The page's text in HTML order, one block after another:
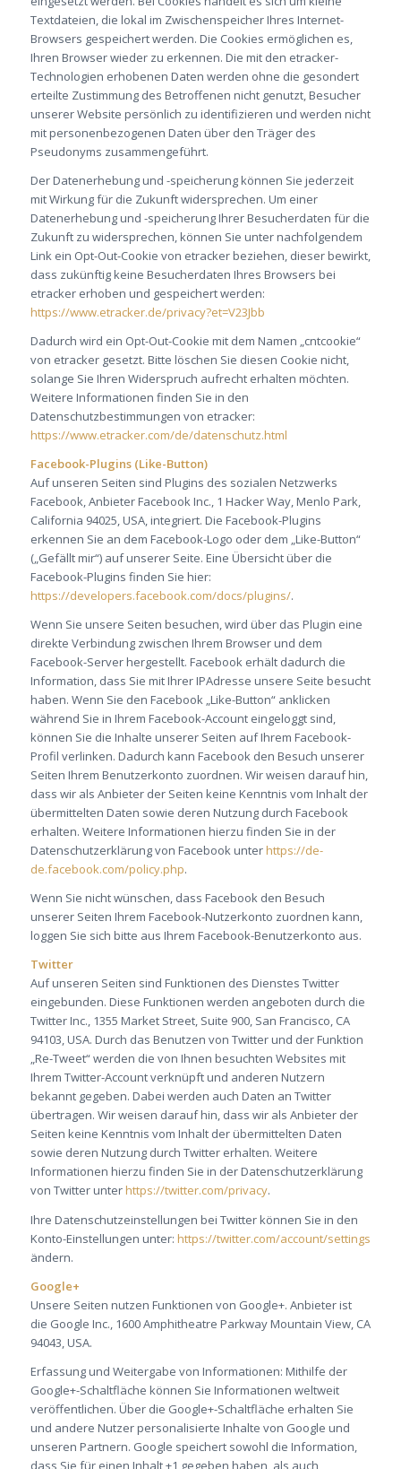
Textdateien, die lokal im Zwischenspeicher Ihres Internet-
Browsers gespeichert werden. Die Cookies ermöglichen es,
Ihren Browser wieder zu erkennen. Die mit den etracker-
Technologien erhobenen Daten werden ohne die gesondert
erteilte Zustimmung des Betroffenen nicht genutzt, Besucher
unserer Website persönlich zu identifizieren und werden nicht
mit personenbezogenen Daten über den Träger des
Pseudonyms zusammengeführt.
Der Datenerhebung und -speicherung können Sie jederzeit
mit Wirkung für die Zukunft widersprechen. Um einer
Datenerhebung und -speicherung Ihrer Besucherdaten für die
Zukunft zu widersprechen, können Sie unter nachfolgendem
Link ein Opt-Out-Cookie von etracker beziehen, dieser bewirkt,
dass zukünftig keine Besucherdaten Ihres Browsers bei
etracker erhoben und gespeichert werden:
https://www.etracker.de/privacy?et=V23Jbb
Dadurch wird ein Opt-Out-Cookie mit dem Namen „cntcookie“
von etracker gesetzt. Bitte löschen Sie diesen Cookie nicht,
solange Sie Ihren Widerspruch aufrecht erhalten möchten.
Weitere Informationen finden Sie in den
Datenschutzbestimmungen von etracker:
https://www.etracker.com/de/datenschutz.html
Facebook-Plugins (Like-Button)
Auf unseren Seiten sind Plugins des sozialen Netzwerks
Facebook, Anbieter Facebook Inc., 1 Hacker Way, Menlo Park,
California 94025, USA, integriert. Die Facebook-Plugins
erkennen Sie an dem Facebook-Logo oder dem „Like-Button“
(„Gefällt mir“) auf unserer Seite. Eine Übersicht über die
Facebook-Plugins finden Sie hier:
https://developers.facebook.com/docs/plugins/.
Wenn Sie unsere Seiten besuchen, wird über das Plugin eine
direkte Verbindung zwischen Ihrem Browser und dem
Facebook-Server hergestellt. Facebook erhält dadurch die
Information, dass Sie mit Ihrer IPAdresse unsere Seite besucht
haben. Wenn Sie den Facebook „Like-Button“ anklicken
während Sie in Ihrem Facebook-Account eingeloggt sind,
können Sie die Inhalte unserer Seiten auf Ihrem Facebook-
Profil verlinken. Dadurch kann Facebook den Besuch unserer
Seiten Ihrem Benutzerkonto zuordnen. Wir weisen darauf hin,
dass wir als Anbieter der Seiten keine Kenntnis vom Inhalt der
übermittelten Daten sowie deren Nutzung durch Facebook
erhalten. Weitere Informationen hierzu finden Sie in der
Datenschutzerklärung von Facebook unterhttps://de-
de.facebook.com/policy.php.
Wenn Sie nicht wünschen, dass Facebook den Besuch
unserer Seiten Ihrem Facebook-Nutzerkonto zuordnen kann,
loggen Sie sich bitte aus Ihrem Facebook-Benutzerkonto aus.
Twitter
Auf unseren Seiten sind Funktionen des Dienstes Twitter
eingebunden. Diese Funktionen werden angeboten durch die
Twitter Inc., 1355 Market Street, Suite 900, San Francisco, CA
94103, USA. Durch das Benutzen von Twitter und der Funktion
„Re-Tweet“ werden die von Ihnen besuchten Websites mit
Ihrem Twitter-Account verknüpft und anderen Nutzern
bekannt gegeben. Dabei werden auch Daten an Twitter
übertragen. Wir weisen darauf hin, dass wir als Anbieter der
Seiten keine Kenntnis vom Inhalt der übermittelten Daten
sowie deren Nutzung durch Twitter erhalten. Weitere
Informationen hierzu finden Sie in der Datenschutzerklärung
von Twitter unterhttps://twitter.com/privacy.
Ihre Datenschutzeinstellungen bei Twitter können Sie in den
Konto-Einstellungen unter: https://twitter.com/account/settings
ändern.
Google+
Unsere Seiten nutzen Funktionen von Google+. Anbieter ist
die Google Inc., 1600 Amphitheatre Parkway Mountain View, CA
94043, USA.
Erfassung und Weitergabe von Informationen: Mithilfe der
Google+-Schaltfläche können Sie Informationen weltweit
veröffentlichen. Über die Google+-Schaltfläche erhalten Sie
und andere Nutzer personalisierte Inhalte von Google und
unseren Partnern. Google speichert sowohl die Information,
dass Sie für einen Inhalt +1 gegeben haben, als auch